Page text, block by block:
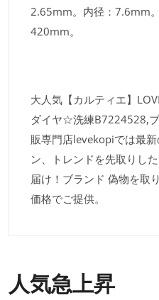
2.65mm。内径：7.6mm
420mm。
大人気【カルティエ】
ダイヤ☆洗練B7224528,
販専門店levekopiでは最
ン、トレンドを先取りし
届け！ブランド 偽物を取
価格でご提供。
人気急上昇